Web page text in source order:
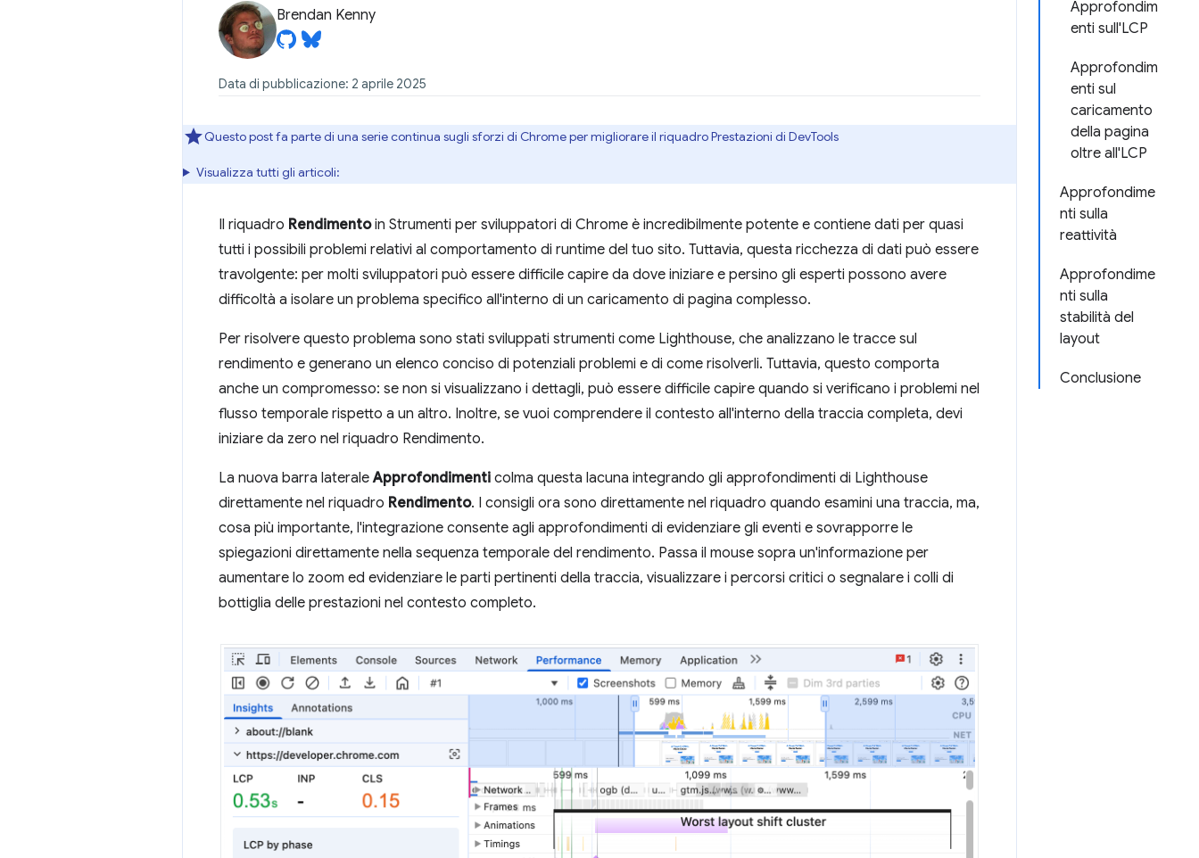
Approfondim
enti sull'LCP
Approfondim
enti sul
caricamento
della pagina
oltre all'LCP
Approfondime
nti sulla
reattività
Approfondime
nti sulla
stabilità del
layout
Conclusione
Brendan Kenny
Data di pubblicazione: 2 aprile 2025
Questo post fa parte di una serie continua sugli sforzi di Chrome per migliorare il riquadro Prestazioni di DevTools
Visualizza tutti gli articoli:
Il riquadro Rendimentoin Strumenti per sviluppatori di Chrome è incredibilmente potente e contiene dati per quasi
tutti i possibili problemi relativi al comportamento di runtime del tuo sito. Tuttavia, questa ricchezza di dati può essere
travolgente: per molti sviluppatori può essere difficile capire da dove iniziare e persino gli esperti possono avere
difficoltà a isolare un problema specifico all'interno di un caricamento di pagina complesso.
Per risolvere questo problema sono stati sviluppati strumenti come Lighthouse, che analizzano le tracce sul
rendimento e generano un elenco conciso di potenziali problemi e di come risolverli. Tuttavia, questo comporta
anche un compromesso: se non si visualizzano i dettagli, può essere difficile capire quando si verificano i problemi nel
flusso temporale rispetto a un altro. Inoltre, se vuoi comprendere il contesto all'interno della traccia completa, devi
iniziare da zero nel riquadro Rendimento.
La nuova barra lateraleApprofondimenti colma questa lacuna integrando gli approfondimenti di Lighthouse
direttamente nel riquadro Rendimento. I consigli ora sono direttamente nel riquadro quando esamini una traccia, ma,
cosa più importante, l'integrazione consente agli approfondimenti di evidenziare gli eventi e sovrapporre le
spiegazioni direttamente nella sequenza temporale del rendimento. Passa il mouse sopra un'informazione per
aumentare lo zoom ed evidenziare le parti pertinenti della traccia, visualizzare i percorsi critici o segnalare i colli di
bottiglia delle prestazioni nel contesto completo.